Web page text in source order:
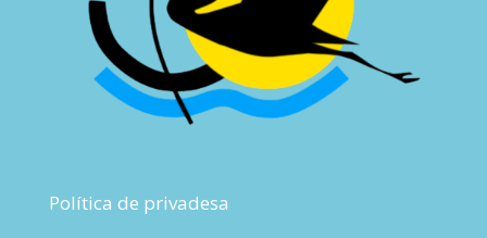
Política de privadesa